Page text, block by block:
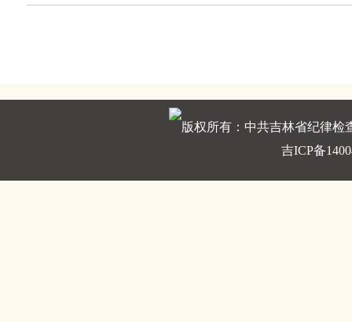
版权所有：中共吉林省纪律检
吉ICP备